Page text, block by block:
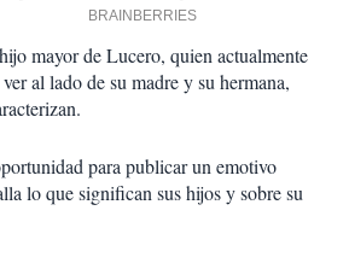
mayor de Lucero, quien actualmente
al lado de su madre y su hermana,
para publicar un emotivo
lo que significan sus hijos y sobre su